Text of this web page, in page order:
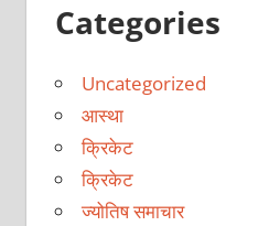
Categories
Uncategorized
आस्था
क्रिकेट
क्रिकेट
ज्योतिष समाचार